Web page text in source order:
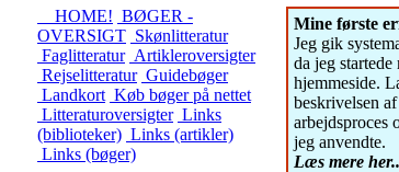
HOME! BØGER -
OVERSIGT Skønlitteratur
Faglitteratur Artikleroversigter
Rejselitteratur Guidebøger
Landkort Køb bøger på nettet
Litteraturoversigter Links
(biblioteker) Links (artikler)
Links (bøger)
Mine første
Jeg gik
da jeg
hjemmeside.
beskrivelsen
arbejdsproces
jeg anvendte.
Læs mere